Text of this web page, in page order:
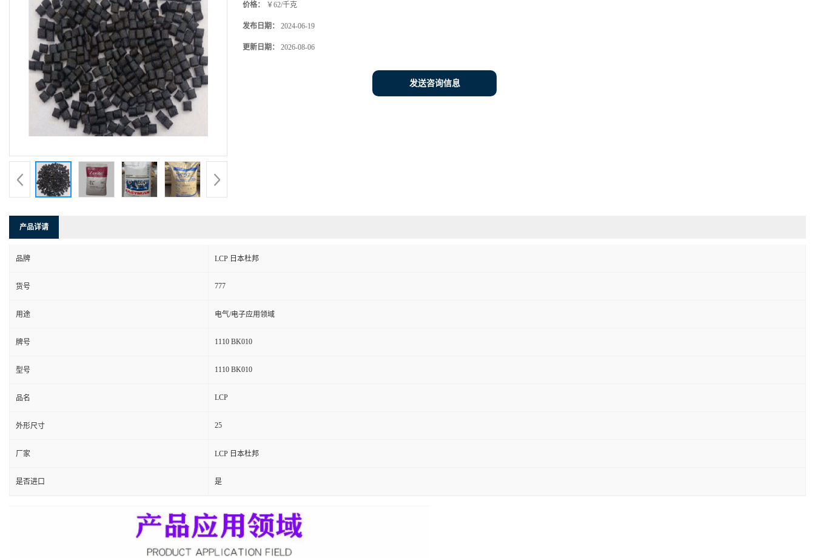
价格： ￥62/千克
发布日期： 2024-06-19
更新日期： 2026-08-06
发送咨询信息
产品详请
品牌 LCP 日本杜邦
货号 777
用途 电气/电子应用领域
牌号 1110 BK010
型号 1110 BK010
品名 LCP
外形尺寸 25
厂家 LCP 日本杜邦
是否进口 是